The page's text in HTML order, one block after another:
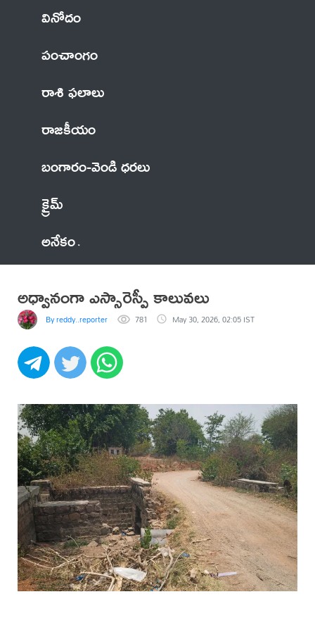
వినోదం
పంచాంగం
రాశి ఫలాలు
రాజకీయం
బంగారం-వెండి ధరలు
క్రైమ్
అనేకం
అధ్వానంగా ఎస్సారెస్పీ కాలువలు
By reddy..reporter 781 May 30, 2026, 02:05 IST